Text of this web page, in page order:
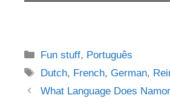
Categories
Fun stuff, Português
Tags
Dutch, French,German,
PostWhat Language Does